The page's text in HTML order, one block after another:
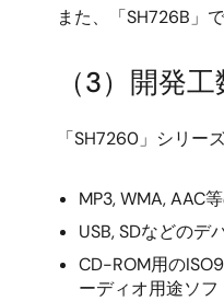
また、「SH726B」
（3）開発
「SH7260」シリー
MP3, WMA, AAC
USB, SDなどのデ
CD-ROM用の
ーディオ用途ソフ